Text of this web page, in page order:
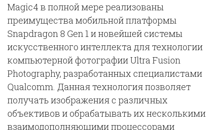
Magic4 в полной мере реализованы
преимущества мобильной платформы
Snapdragon 8 Gen 1 и новейшей системы
искусственного интеллекта для технологии
компьютерной фотографии Ultra Fusion
Photography, разработанных специалистами
Qualcomm. Данная технология позволяет
получать изображения с различных
объективов и обрабатывать их несколькими
взаимодополняющими процессорами